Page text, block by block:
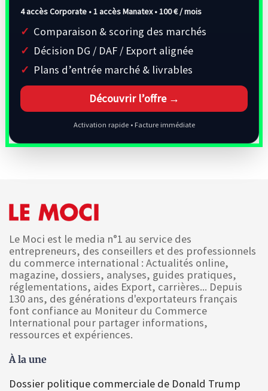
4 accès Corporate • 1 accès Manatex •100 € / mois
Comparaison & scoring des marchés
Décision DG / DAF / Export alignée
Plans d’entrée marché & livrables
Découvrir l’offre →
Activation rapide • Facture immédiate
Le Moci est le media n°1 au service des
entrepreneurs, des conseillers et des professionnels
du commerce international : Actualités online,
magazine, dossiers, analyses, guides pratiques,
réglementations, aides Export, carrières... Depuis
130 ans, des générations d'exportateurs français
font confiance au Moniteur du Commerce
International pour partager informations,
ressources et expériences.
À la une
Dossier politique commerciale de Donald Trump